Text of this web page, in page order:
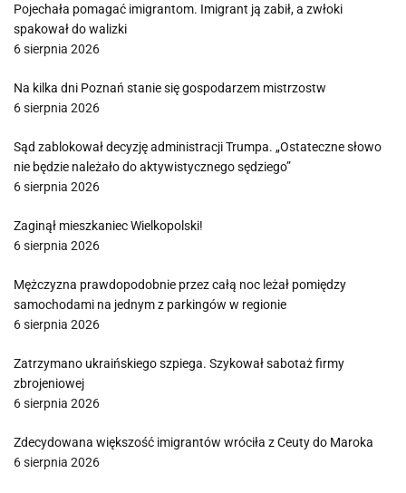
Pojechała pomagać imigrantom. Imigrant ją zabił, a zwłoki
spakował do walizki
6 sierpnia 2026
Na kilka dni Poznań stanie się gospodarzem mistrzostw
6 sierpnia 2026
Sąd zablokował decyzję administracji Trumpa. „Ostateczne słowo
nie będzie należało do aktywistycznego sędziego”
6 sierpnia 2026
Zaginął mieszkaniec Wielkopolski!
6 sierpnia 2026
Mężczyzna prawdopodobnie przez całą noc leżał pomiędzy
samochodami na jednym z parkingów w regionie
6 sierpnia 2026
Zatrzymano ukraińskiego szpiega. Szykował sabotaż firmy
zbrojeniowej
6 sierpnia 2026
Zdecydowana większość imigrantów wróciła z Ceuty do Maroka
6 sierpnia 2026